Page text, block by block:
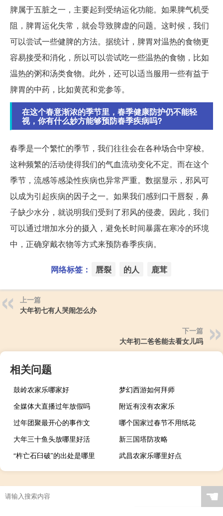
脾属于五脏之一，主要起到受纳运化功能。如果脾气机受
阻，脾胃运化失常，就会导致脾虚的问题。这时候，我们
可以尝试一些健脾的方法。据统计，脾胃对温热的食物更
容易接受和消化，所以可以尝试吃一些温热的食物，比如
温热的粥和汤类食物。此外，还可以适当服用一些有益于
脾胃的中药，比如黄芪和党参等。
在这个春意渐浓的季节里，春季健康防护仍不能轻
视，你有什么妙方能够预防春季疾病吗?
春季是一个繁忙的季节，我们往往会在各种场合中穿梭。
这种频繁的活动使得我们的气血流动变化不定。而在这个
季节，流感等感染性疾病也异常严重。数据显示，邪风可
以成为引起疾病的因子之一。如果我们感到口干唇裂，鼻
子缺少水分，就说明我们受到了邪风的侵袭。因此，我们
可以通过增加水分的摄入，避免长时间暴露在寒冷的环境
中，正确穿戴衣物等方式来预防春季疾病。
网络标签： 唇裂 的人 鹿茸
上一篇
大年初七有人哭闹怎么办
下一篇
大年初二爸爸能去看女儿吗
相关问题
鼓岭农家乐哪家好
梦幻西游如何拜师
全媒体大直播过年放假吗
附近有没有农家乐
过年团聚最开心的事作文
哪个国家过春节不用纸花
大年三十鱼头放哪里好活
新三国塔防攻略
“杵亡石臼破”的出处是哪里
武昌农家乐哪里好点
☚